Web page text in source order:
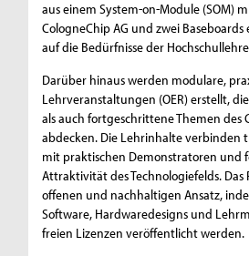
aus einem System-on-Module (SOM)
CologneChip AG und zwei
auf die Bedürfnisse der
Darüber hinaus werden modulare,
Lehrveranstaltungen (OER) erstellt,
als auch fortgeschrittene Themen des
abdecken. Die Lehrinhalte verbinden
mit praktischen Demonstratoren und
Attraktivität des Technologiefelds.
offenen und nachhaltigen Ansatz,
Software, Hardwaredesigns und
freien Lizenzen veröffentlicht werden.